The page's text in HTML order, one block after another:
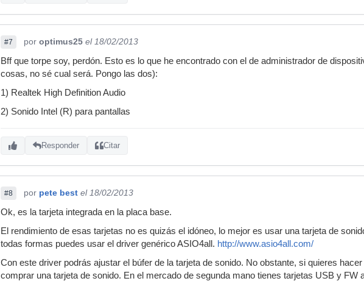
#7 por optimus25 el 18/02/2013
Bff que torpe soy, perdón. Esto es lo que he encontrado con el de administrador de
cosas, no sé cual será. Pongo las dos):
1) Realtek High Definition Audio
2) Sonido Intel (R) para pantallas
Responder Citar
#8 por pete best el 18/02/2013
Ok, es la tarjeta integrada en la placa base.
El rendimiento de esas tarjetas no es quizás el idóneo, lo mejor es usar una tarjeta de
todas formas puedes usar el driver genérico ASIO4all. http://www.asio4all.com/
Con este driver podrás ajustar el búfer de la tarjeta de sonido. No obstante, si quieres
comprar una tarjeta de sonido. En el mercado de segunda mano tienes tarjetas USB y FW